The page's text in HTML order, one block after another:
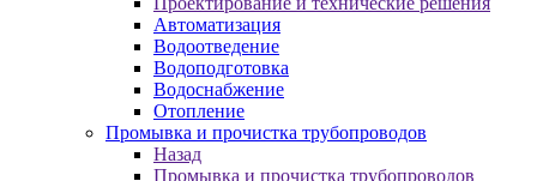
Автоматизация
Водоотведение
Водоподготовка
Водоснабжение
Отопление
Промывка и прочистка трубопроводов
Назад
Промывка и прочистка трубопроводов